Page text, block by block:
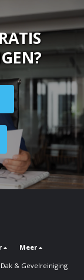
Meer
Dak & Gevelreiniging